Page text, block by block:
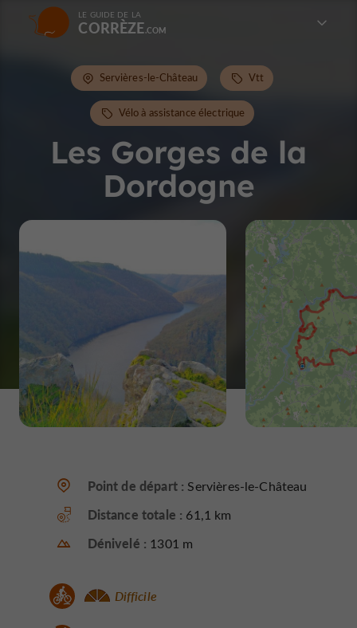
LE GUIDE DE LA
CORRÈZE
Les Gorges de la
Dordogne
Servières-le-Château Vtt
Vélo à assistance électrique
Point de départ : Servières-le-Château
Distance totale : 61,1 km
Dénivelé : 1301 m
Difficile